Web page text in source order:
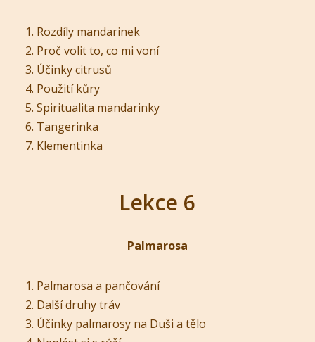
Rozdíly mandarinek
Proč volit to, co mi voní
Účinky citrusů
Použití kůry
Spiritualita mandarinky
Tangerinka
Klementinka
Lekce 6
Palmarosa
Palmarosa a pančování
Další druhy tráv
Účinky palmarosy na Duši a tělo